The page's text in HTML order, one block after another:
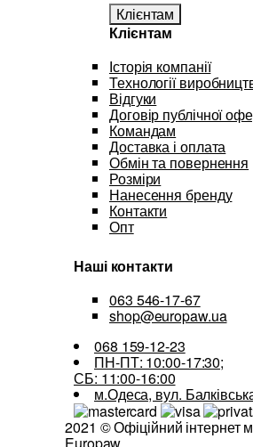
Клієнтам
Клієнтам
Історія компанії
Технології
Відгуки
Договір публічної
Командам
Доставка і оплата
Обмін та повернення
Розміри
Нанесення бренду
Контакти
Опт
Наші контакти
063 546-17-67
shop@europaw.ua
068 159-12-23
ПН-ПТ: 10:00-17:30;
СБ: 11:00-16:00
м.Одеса, вул.
2021 © Офіційний інтернет